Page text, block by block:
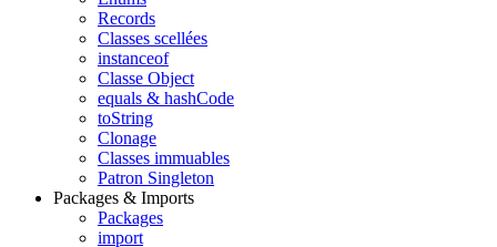
Records
Classes scellées
instanceof
Classe Object
equals & hashCode
toString
Clonage
Classes immuables
Patron Singleton
Packages & Imports
Packages
import